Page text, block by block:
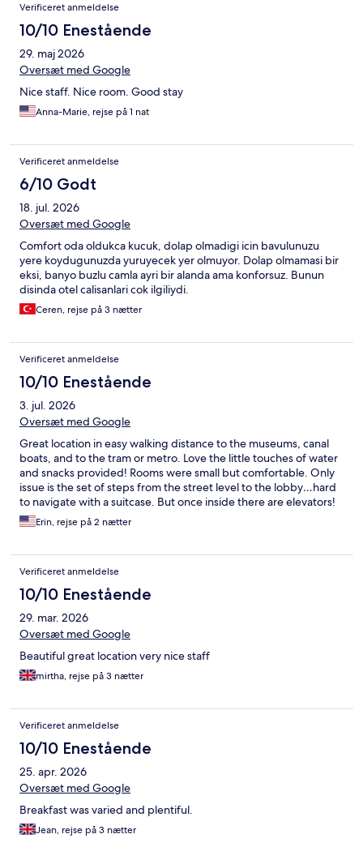
Verificeret anmeldelse
10/10 Enestående
29. maj 2026
Oversæt med Google
Nice staff. Nice room. Good stay
Anna-Marie, rejse på 1 nat
Verificeret anmeldelse
6/10 Godt
18. jul. 2026
Oversæt med Google
Comfort oda oldukca kucuk, dolap olmadigi icin bavulunuzu
yere koydugunuzda yuruyecek yer olmuyor. Dolap olmamasi bir
eksi, banyo buzlu camla ayri bir alanda ama konforsuz. Bunun
disinda otel calisanlari cok ilgiliydi.
Ceren, rejse på 3 nætter
Verificeret anmeldelse
10/10 Enestående
3. jul. 2026
Oversæt med Google
Great location in easy walking distance to the museums, canal
boats, and to the tram or metro. Love the little touches of water
and snacks provided! Rooms were small but comfortable. Only
issue is the set of steps from the street level to the lobby…hard
to navigate with a suitcase. But once inside there are elevators!
Will definitely stay here again!!!
Erin, rejse på 2 nætter
Verificeret anmeldelse
10/10 Enestående
29. mar. 2026
Oversæt med Google
Beautiful great location very nice staff
mirtha, rejse på 3 nætter
Verificeret anmeldelse
10/10 Enestående
25. apr. 2026
Oversæt med Google
Breakfast was varied and plentiful.
Jean, rejse på 3 nætter